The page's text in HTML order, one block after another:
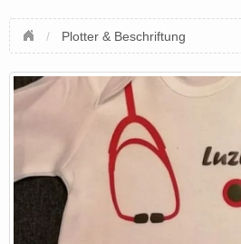
Plotter & Beschriftung